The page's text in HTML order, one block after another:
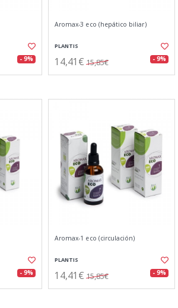
- 9%
Aromax-3 eco (hepático biliar)
PLANTIS
14,41€ 15,85€ - 9%
- 9%
Aromax-1 eco (circulación)
PLANTIS
14,41€ 15,85€ - 9%